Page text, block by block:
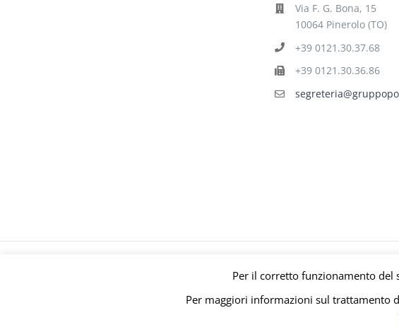
Via F. G. Bona, 15
10064 Pinerolo (TO)
+39 0121.30.37.68
+39 0121.30.36.86
© Gruppo Polaris P.IVA C.F. Iscriz.
Per il corretto funzionamento del
Per maggiori informazioni sul trattamento